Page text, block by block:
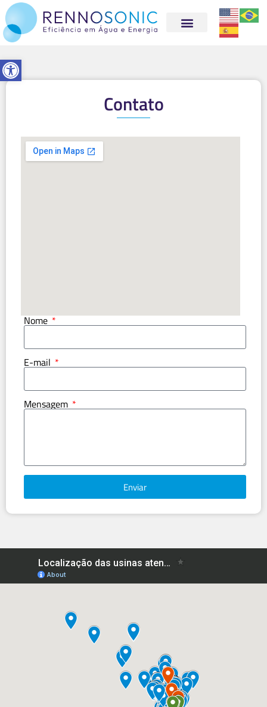
Abrir a barra de ferramentas
Contato
Nome
E-mail
Mensagem
Enviar